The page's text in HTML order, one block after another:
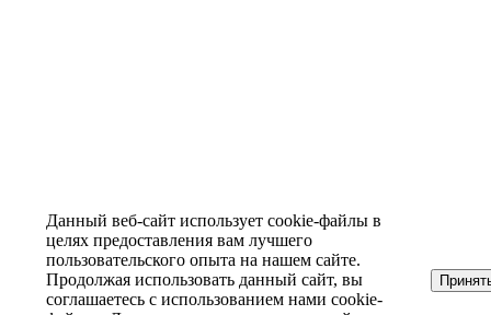
Данный веб-сайт использует cookie-файлы в
целях предоставления вам лучшего
пользовательского опыта на нашем сайте.
Продолжая использовать данный сайт, вы
соглашаетесь с использованием нами cookie-